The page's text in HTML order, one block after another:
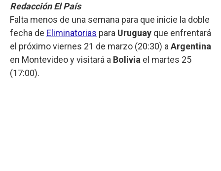
Redacción El País
Falta menos de una semana para que inicie la doble
fecha de Eliminatorias para Uruguay que enfrentará
el próximo viernes 21 de marzo (20:30) a Argentina
en Montevideo y visitará a Bolivia el martes 25
(17:00).